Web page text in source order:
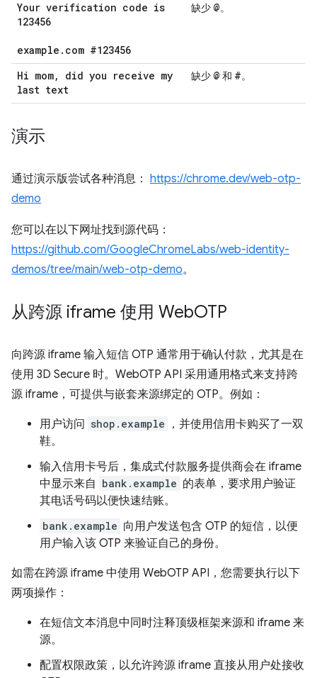
Your verification code is
123456
example . com #123456
缺少 @。
Hi mom,
did you receive my
last text
缺少 @ 和 #。
演示
通过演示版尝试各种消息： https://chrome.dev/web-otp-
demo
您可以在以下网址找到源代码：
https://github.com/GoogleChromeLabs/web-identity-
demos/tree/main/web-otp-demo。
从跨源 iframe 使用 WebOTP
向跨源 iframe 输入短信 OTP 通常用于确认付款，尤其是在
使用 3D Secure 时。WebOTP API 采用通用格式来支持跨
源 iframe，可提供与嵌套来源绑定的 OTP。例如：
用户访问 shop.example
，并使用信用卡购买了一双
鞋。
输入信用卡号后，集成式付款服务提供商会在 iframe
中显示来自 bank.example 的表单，要求用户验证
其电话号码以便快速结账。
bank.example 向用户发送包含 OTP 的短信，以便
用户输入该 OTP 来验证自己的身份。
如需在跨源 iframe 中使用 WebOTP API，您需要执行以下
两项操作：
在短信文本消息中同时注释顶级框架来源和 iframe 来
源。
配置权限政策，以允许跨源 iframe 直接从用户处接收